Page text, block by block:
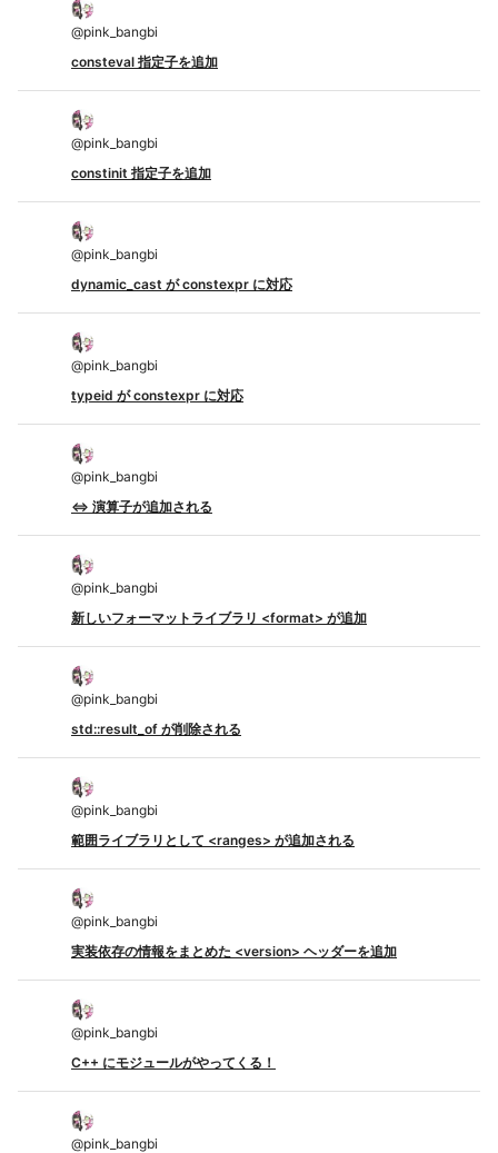
@pink_bangbi
consteval 指定子を追加
@pink_bangbi
constinit 指定子を追加
@pink_bangbi
dynamic_cast が constexpr に対応
@pink_bangbi
typeid が constexpr に対応
@pink_bangbi
<=> 演算子が追加される
@pink_bangbi
新しいフォーマットライブラリ <format> が追加
@pink_bangbi
std::result_of が削除される
@pink_bangbi
範囲ライブラリとして <ranges> が追加される
@pink_bangbi
実装依存の情報をまとめた <version> ヘッダーを追加
@pink_bangbi
C++ にモジュールがやってくる！
@pink_bangbi